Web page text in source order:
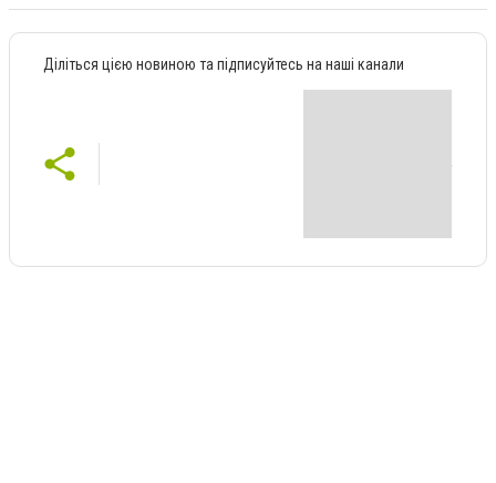
Діліться цією новиною та підписуйтесь на наші канали